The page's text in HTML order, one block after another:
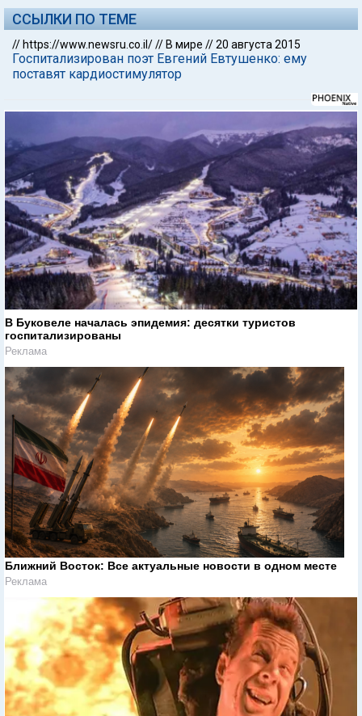
ССЫЛКИ ПО ТЕМЕ
// https://www.newsru.co.il/// В мире //20 августа 2015
Госпитализирован поэт Евгений Евтушенко: ему
поставят кардиостимулятор
В Буковеле началась эпидемия: десятки туристов
госпитализированы
Реклама
Ближний Восток: Все актуальные новости в одном месте
Реклама